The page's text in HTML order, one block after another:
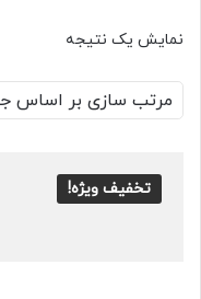
نمایش یک نتیجه
تخفیف ویژه!